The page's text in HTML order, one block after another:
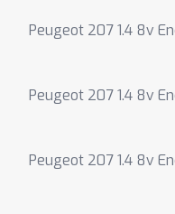
Peugeot 207 1.4 8v
Peugeot 207 1.4 8v
Peugeot 207 1.4 8v